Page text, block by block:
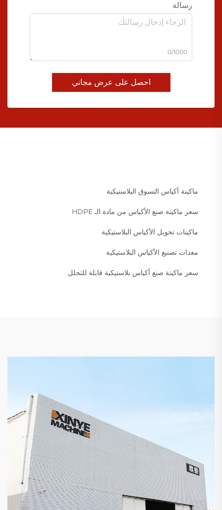
رسالة
0/1000
احصل على عرض مجاني
ماكينة أكياس التسوق البلاستيكية
سعر ماكينة صنع الأكياس من مادة الـ HDPE
ماكينات تحويل الأكياس البلاستيكية
معدات تصنيع الأكياس البلاستيكية
سعر ماكينة صنع أكياس بلاستيكية قابلة للتحلل